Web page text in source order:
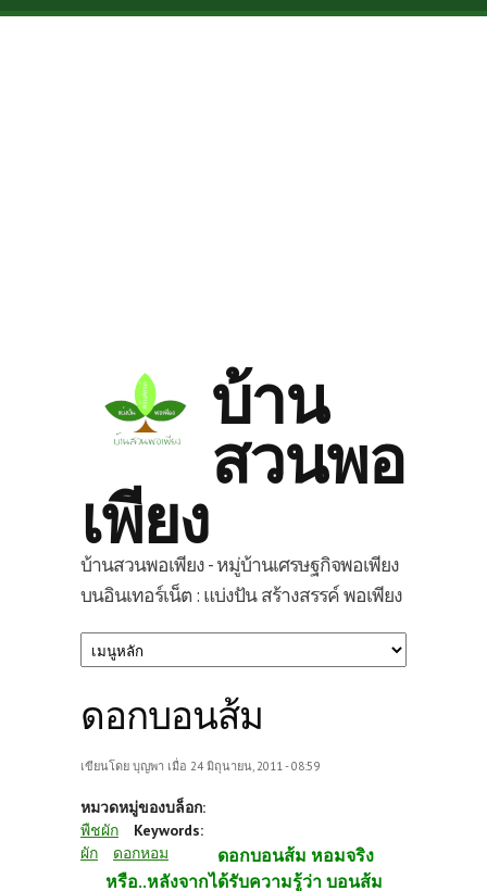
Skip to main content
บ้าน
สวนพอ
เพียง
บ้านสวนพอเพียง - หมู่บ้านเศรษฐกิจพอเพียง
บนอินเทอร์เน็ต : แบ่งปัน สร้างสรรค์ พอเพียง
ดอกบอนส้ม
เขียนโดย บุญพา เมื่อ 24 มิถุนายน, 2011 - 08:59
หมวดหมู่ของบล็อก:
พืชผัก
Keywords:
ผัก
ดอกหอม
ดอกบอนส้ม หอมจริง
หรือ..หลังจากได้รับความรู้ว่า บอนส้ม